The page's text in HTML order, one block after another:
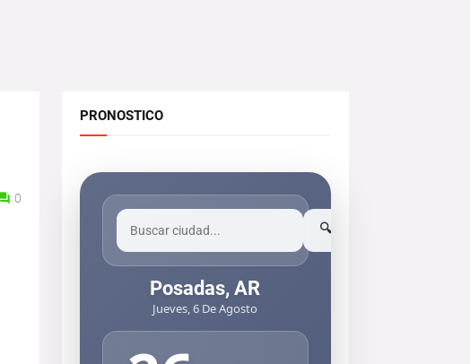
0
PRONOSTICO
🔍
Posadas, AR
Jueves, 6 De Agosto